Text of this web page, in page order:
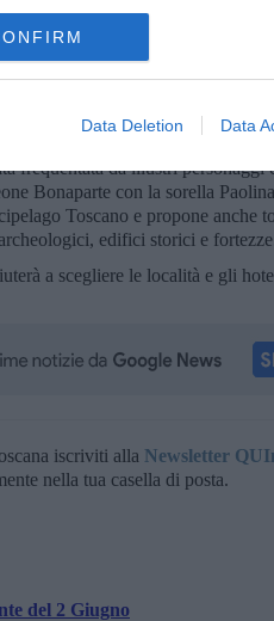
Data Deletion Data
frequentata da illustri personaggi
Bonaparte con la sorella
Toscano e propone anche
edifici storici e
a scegliere le località e gli
iscriviti alla Newsletter
nella tua casella di posta.
del 2 Giugno